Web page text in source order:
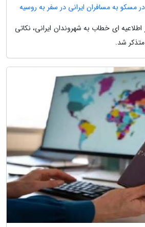
مسکو به مسافران ایرانی در سفر به روسیه
ای خطاب به شهروندان ایرانی، نکاتی
شد.